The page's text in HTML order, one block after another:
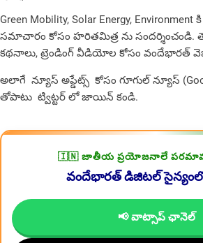
Green Mobility, Solar Energy,
సమాచారం కోసం హరితమిత్ర ను సందర్శించండి.
కథనాలు, ట్రెండింగ్ వీడియోల కోసం వందేభారత్
అలాగే న్యూస్ అప్డేట్స్ కోసం గూగుల్ న్యూస్
తోపాటు ట్విట్టర్ లో జాయిన్ కండి.
🇮🇳 జాతీయ ప్రయోజనాలే
వందేభారత్ డిజిటల్
📢 వాట్సాప్ ఛానెల్